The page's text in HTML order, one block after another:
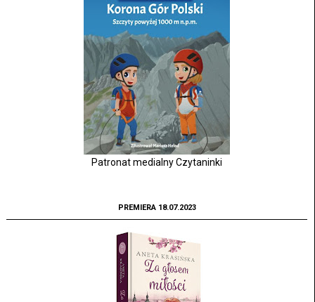
Patronat medialny Czytaninki
PREMIERA 18.07.2023